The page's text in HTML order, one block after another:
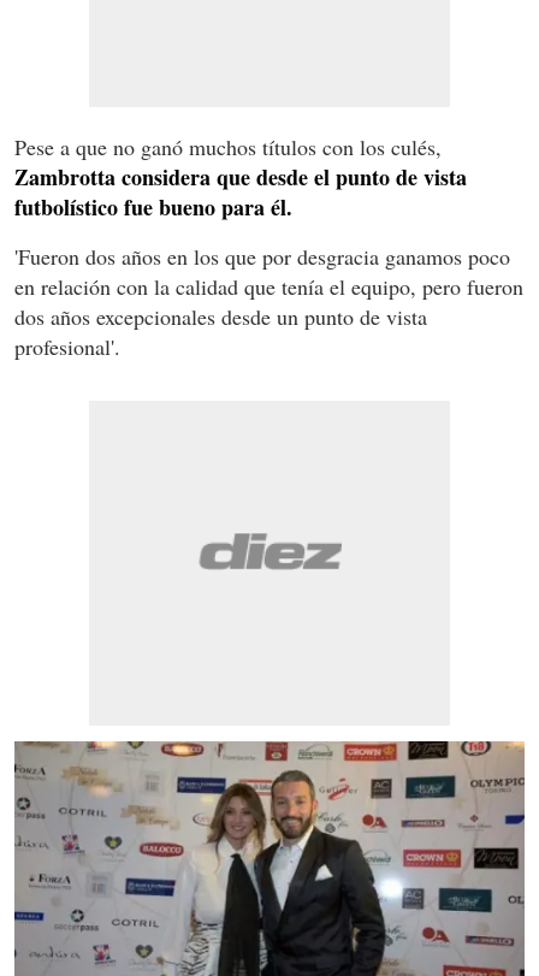
Pese a que no ganó muchos títulos con los culés,
Zambrotta considera que desde el punto de vista
futbolístico fue bueno para él.
'Fueron dos años en los que por desgracia ganamos poco
en relación con la calidad que tenía el equipo, pero fueron
dos años excepcionales desde un punto de vista
profesional'.